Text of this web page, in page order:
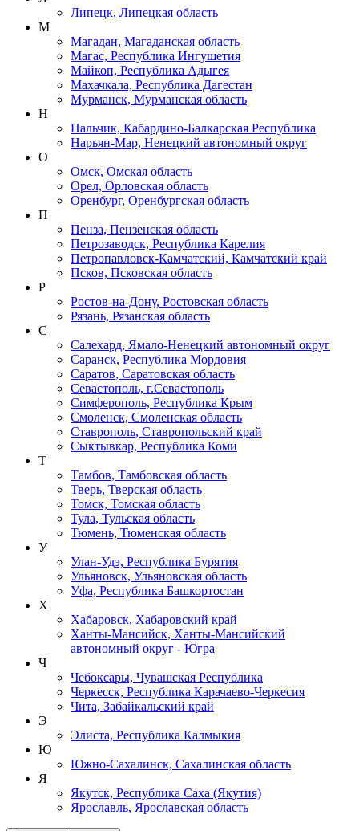
Липецк, Липецкая область
М
Магадан, Магаданская область
Магас, Республика Ингушетия
Майкоп, Республика Адыгея
Махачкала, Республика Дагестан
Мурманск, Мурманская область
Н
Нальчик, Кабардино-Балкарская Республика
Нарьян-Мар, Ненецкий автономный округ
О
Омск, Омская область
Орел, Орловская область
Оренбург, Оренбургская область
П
Пенза, Пензенская область
Петрозаводск, Республика Карелия
Петропавловск-Камчатский, Камчатский край
Псков, Псковская область
Р
Ростов-на-Дону, Ростовская область
Рязань, Рязанская область
С
Салехард, Ямало-Ненецкий автономный округ
Саранск, Республика Мордовия
Саратов, Саратовская область
Севастополь, г.Севастополь
Симферополь, Республика Крым
Смоленск, Смоленская область
Ставрополь, Ставропольский край
Сыктывкар, Республика Коми
Т
Тамбов, Тамбовская область
Тверь, Тверская область
Томск, Томская область
Тула, Тульская область
Тюмень, Тюменская область
У
Улан-Удэ, Республика Бурятия
Ульяновск, Ульяновская область
Уфа, Республика Башкортостан
Х
Хабаровск, Хабаровский край
Ханты-Мансийск, Ханты-Мансийский
автономный округ - Югра
Ч
Чебоксары, Чувашская Республика
Черкесск, Республика Карачаево-Черкесия
Чита, Забайкальский край
Э
Элиста, Республика Калмыкия
Ю
Южно-Сахалинск, Сахалинская область
Я
Якутск, Республика Саха (Якутия)
Ярославль, Ярославская область